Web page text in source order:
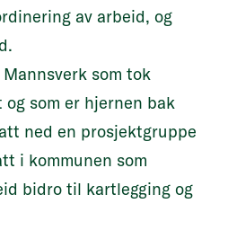
av arbeid, og
som tok
som er hjernen bak
ned en prosjektgruppe
i kommunen som
bidro til kartlegging og